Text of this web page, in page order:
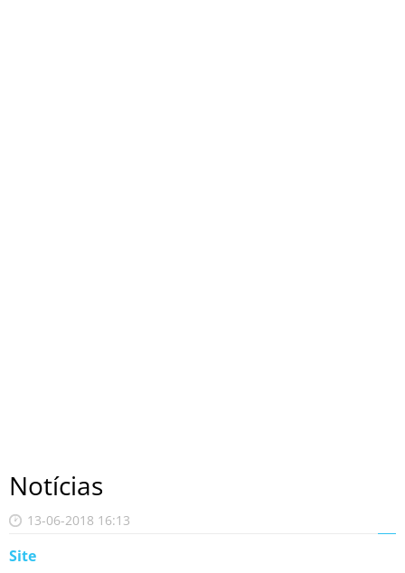
Notícias
13-06-2018 16:13
Site